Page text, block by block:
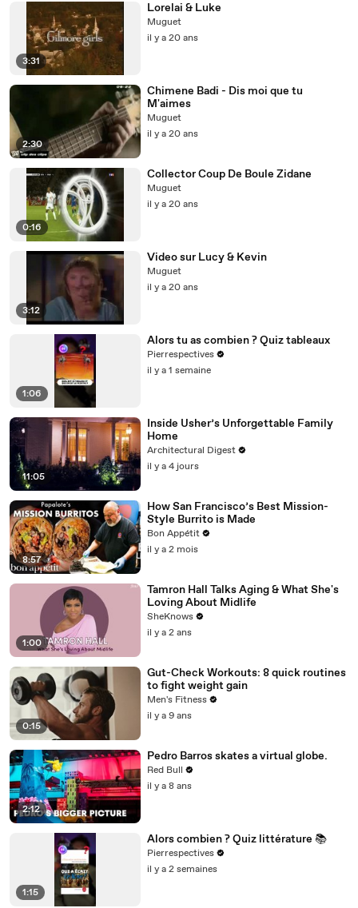
3:31
Lorelai & Luke
Muguet
il y a 20 ans
2:30
Chimene Badi - Dis moi que tu
M'aimes
Muguet
il y a 20 ans
0:16
Collector Coup De Boule Zidane
Muguet
il y a 20 ans
3:12
Video sur Lucy & Kevin
Muguet
il y a 20 ans
1:06
Alors tu as combien ? Quiz tableaux
Pierrespectives
il y a 1 semaine
11:05
Inside Usher’s Unforgettable Family
Home
Architectural Digest
il y a 4 jours
8:57
How San Francisco’s Best Mission-
Style Burrito is Made
Bon Appétit
il y a 2 mois
1:00
Tamron Hall Talks Aging & What She's
Loving About Midlife
SheKnows
il y a 2 ans
0:15
Gut-Check Workouts: 8 quick routines
to fight weight gain
Men's Fitness
il y a 9 ans
2:12
Pedro Barros skates a virtual globe.
Red Bull
il y a 8 ans
1:15
Alors combien ? Quiz littérature 📚
Pierrespectives
il y a 2 semaines